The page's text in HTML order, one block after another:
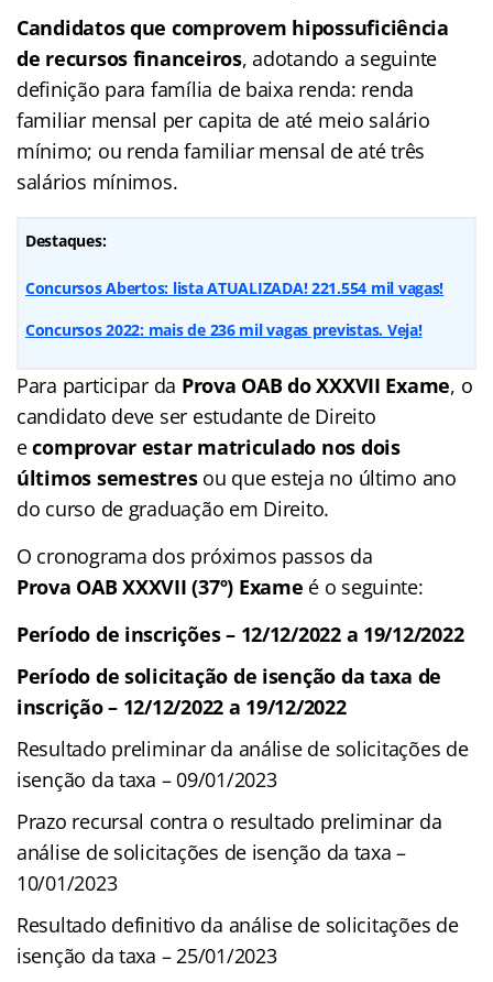
Candidatos que comprovem hipossuficiência
de recursos financeiros, adotando a seguinte
definição para família de baixa renda: renda
familiar mensal per capita de até meio salário
mínimo; ou renda familiar mensal de até três
salários mínimos.
Destaques:
Concursos Abertos: lista ATUALIZADA! 221.554 mil vagas!
Concursos 2022: mais de 236 mil vagas previstas. Veja!
Para participar da Prova OAB do XXXVII Exame, o
candidato deve ser estudante de Direito
ecomprovar estar matriculado nos dois
últimos semestresou que esteja no último ano
do curso de graduação em Direito.
O cronograma dos próximos passos da
Prova OAB XXXVII (37º) Exame é o seguinte:
Período de inscrições – 12/12/2022 a 19/12/2022
Período de solicitação de isenção da taxa de
inscrição – 12/12/2022 a 19/12/2022
Resultado preliminar da análise de solicitações de
isenção da taxa – 09/01/2023
Prazo recursal contra o resultado preliminar da
análise de solicitações de isenção da taxa –
10/01/2023
Resultado definitivo da análise de solicitações de
isenção da taxa – 25/01/2023